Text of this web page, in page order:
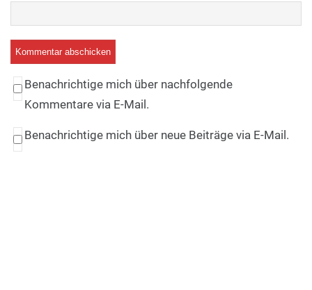
Benachrichtige mich über nachfolgende
Kommentare via E-Mail.
Benachrichtige mich über neue Beiträge via E-Mail.